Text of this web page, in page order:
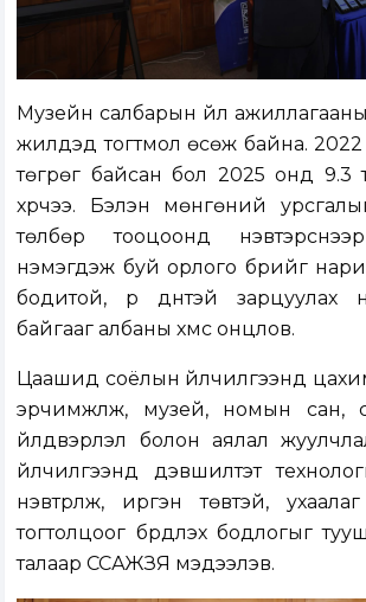
Музейн салбарын үйл ажиллагааны
жилүүдэд тогтмол өсөж байна.
төгрөг байсан бол 2025 онд 9.3
хүрчээ. Бэлэн мөнгөний
төлбөр тооцоонд
нэмэгдэж буй орлого бүрийг
бодитой, үр дүнтэй зарцуулах
байгааг албаны хүмүүс онцлов.
Цаашид соёлын үйлчилгээнд
эрчимжүүлж, музей, номын сан,
үйлдвэрлэл болон аялал
үйлчилгээнд дэвшилтэт
нэвтрүүлж, иргэн төвтэй,
тогтолцоог бүрдүүлэх бодлогыг
талаар ССАЖЗЯ мэдээлэв.